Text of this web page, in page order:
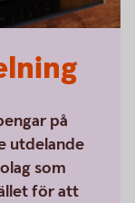
på
utdelande
som
för att